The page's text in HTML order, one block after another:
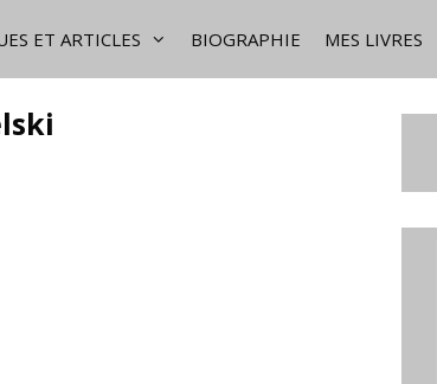
ET ARTICLES BIOGRAPHIE MES LIVRES